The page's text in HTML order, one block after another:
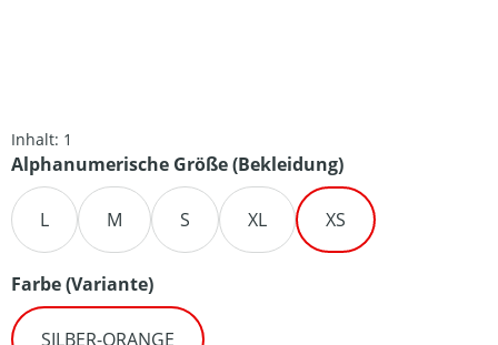
Inhalt: 1
Alphanumerische Größe (Bekleidung)auswählen
L M S XL XS
Farbe (Variante)auswählen
SILBER-ORANGE